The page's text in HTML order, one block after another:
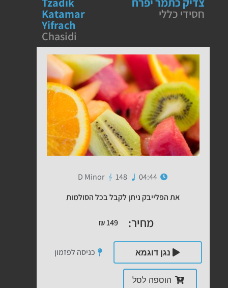
חסידי כללי Katamar
Yifrach
Chasidi
04:44
148
D Minor
את הפלייבק ניתן לקבל בכל הסולמות
מחיר: ₪149
נגן דוגמא כניסה לפזמון
הוספה לסל